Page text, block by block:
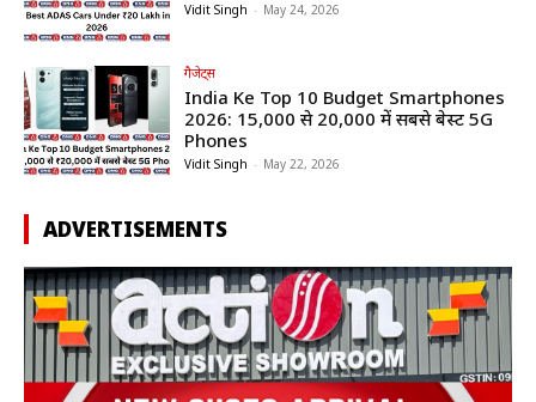
Vidit Singh - May 24, 2026
गैजेट्स
India Ke Top 10 Budget Smartphones
2026: ₹15,000 से ₹20,000 में सबसे बेस्ट 5G
Phones
Vidit Singh - May 22, 2026
ADVERTISEMENTS